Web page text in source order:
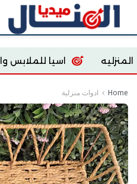
اسيا للملابس والمفروشات
Home ادوات منزلية